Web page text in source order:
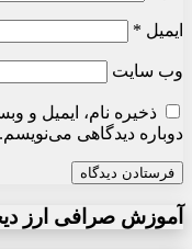
ایمیل *
وب‌ سایت
ذخیره نام، ایمیل و
دوباره دیدگاهی می‌نویسم.
آموزش صرافی ارز